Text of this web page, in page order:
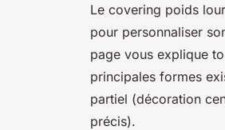
Le covering poids
pour personnaliser
page vous explique
principales formes
partiel (décoration
précis).